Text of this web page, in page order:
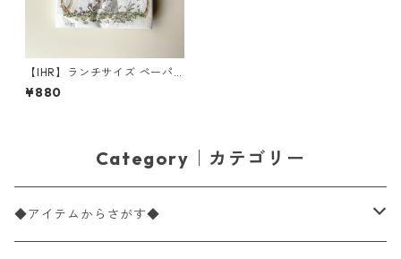
【IHR】ランチサイズ ペーパ
ーナプキン BLOSSOMS AND B
UNNIES ホワイト Anita Jera
¥880
Category｜カテゴリー
◆アイテムからさがす◆